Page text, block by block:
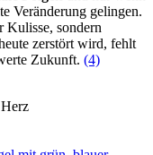
Veränderung gelingen.
Kulisse, sondern
zerstört wird, fehlt
Zukunft. (4)